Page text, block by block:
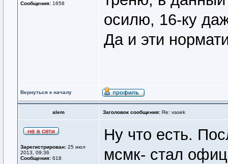
Сообщения: 1658
осилю, 16-ку
Да и эти
Вернуться к началу
alem Заголовок сообщения: Re: vasek
Зарегистрирован: 25 июл
2013, 09:36
Сообщения: 618
Ну что есть.
мсмк- стал